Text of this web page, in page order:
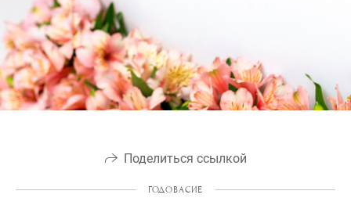
Поделиться ссылкой
ГОДОВАСИЕ